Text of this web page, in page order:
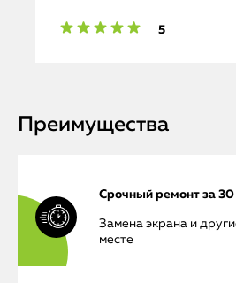
5
Преимущества
Срочный ремонт за 30
Замена экрана и
месте